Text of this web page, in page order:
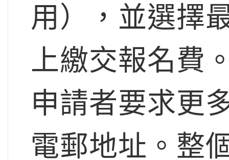
用），並選擇
上繳交報名費
申請者要求更
電郵地址。整